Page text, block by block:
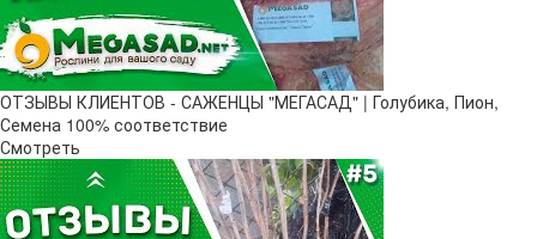
ОТЗЫВЫ КЛИЕНТОВ - САЖЕНЦЫ "МЕГАСАД" | Голубика, Пион,
Семена 100% соответствие
Смотреть